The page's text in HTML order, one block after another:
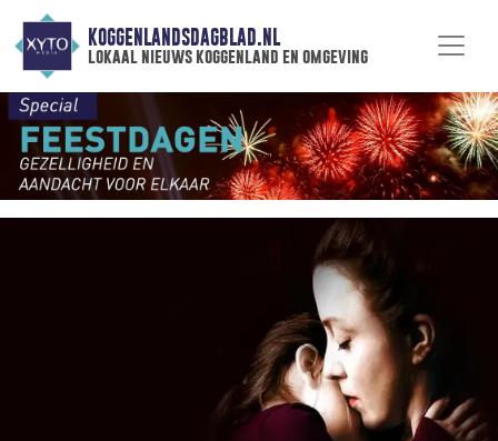
KOGGENLANDSDAGBLAD.NL
lokaal nieuws koggenland en omgeving